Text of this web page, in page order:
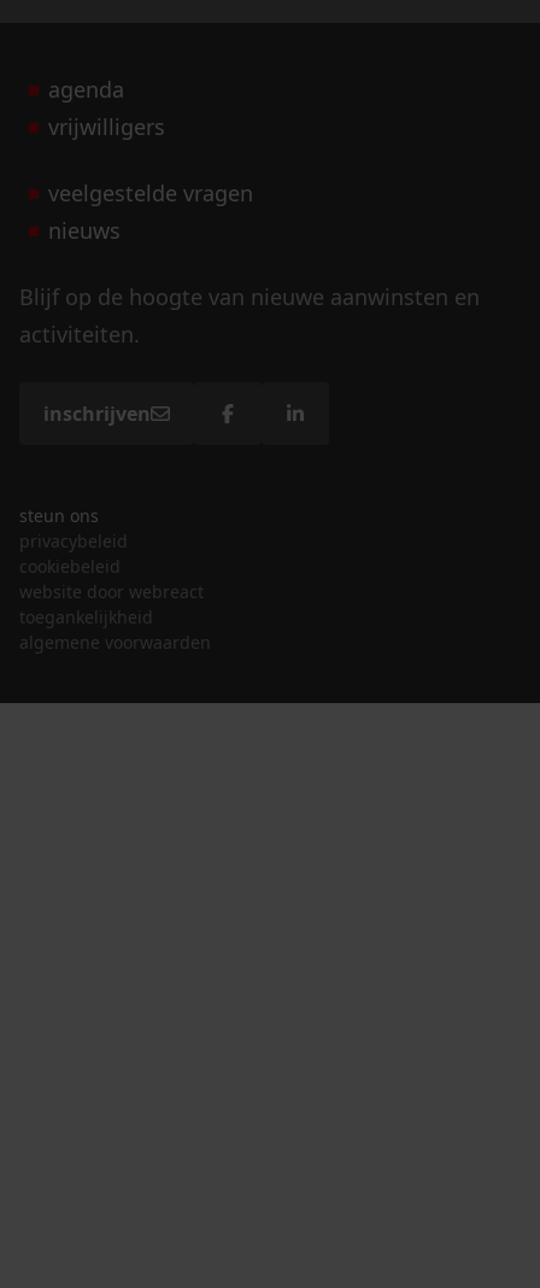
agenda
vrijwilligers
veelgestelde vragen
nieuws
Blijf op de hoogte van nieuwe aanwinsten en
activiteiten.
inschrijven
steun ons
privacybeleid
cookiebeleid
website door webreact
toegankelijkheid
algemene voorwaarden